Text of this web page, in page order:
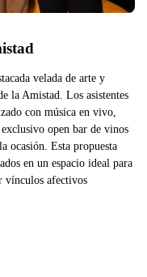
velada de arte y
la Amistad. Los asistentes
con música en vivo,
open bar de vinos
ocasión. Esta propuesta
en un espacio ideal para
vínculos afectivos